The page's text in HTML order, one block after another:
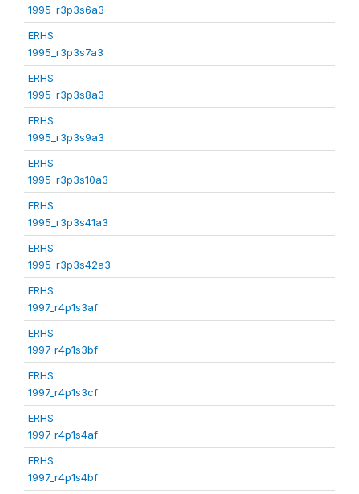
1995_r3p3s6a3
ERHS
1995_r3p3s7a3
ERHS
1995_r3p3s8a3
ERHS
1995_r3p3s9a3
ERHS
1995_r3p3s10a3
ERHS
1995_r3p3s41a3
ERHS
1995_r3p3s42a3
ERHS
1997_r4p1s3af
ERHS
1997_r4p1s3bf
ERHS
1997_r4p1s3cf
ERHS
1997_r4p1s4af
ERHS
1997_r4p1s4bf